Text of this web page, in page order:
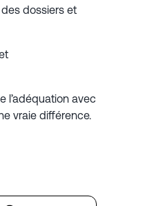
dossiers et
l’adéquation avec
vraie différence.